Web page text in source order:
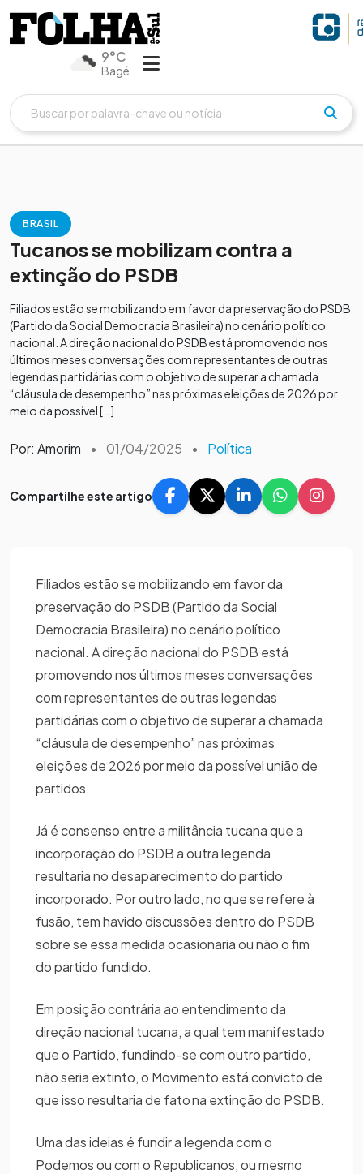
9°C
Bagé
BRASIL
Tucanos se mobilizam contra a
extinção do PSDB
Filiados estão se mobilizando em favor da preservação do PSDB
(Partido da Social Democracia Brasileira) no cenário político
nacional. A direção nacional do PSDB está promovendo nos
últimos meses conversações com representantes de outras
legendas partidárias com o objetivo de superar a chamada
“cláusula de desempenho” nas próximas eleições de 2026 por
meio da possível […]
Por: Amorim • 01/04/2025 • Política
Compartilhe este artigo
Filiados estão se mobilizando em favor da
preservação do PSDB (Partido da Social
Democracia Brasileira) no cenário político
nacional. A direção nacional do PSDB está
promovendo nos últimos meses conversações
com representantes de outras legendas
partidárias com o objetivo de superar a chamada
“cláusula de desempenho” nas próximas
eleições de 2026 por meio da possível união de
partidos.
Já é consenso entre a militância tucana que a
incorporação do PSDB a outra legenda
resultaria no desaparecimento do partido
incorporado. Por outro lado, no que se refere à
fusão, tem havido discussões dentro do PSDB
sobre se essa medida ocasionaria ou não o fim
do partido fundido.
Em posição contrária ao entendimento da
direção nacional tucana, a qual tem manifestado
que o Partido, fundindo-se com outro partido,
não seria extinto, o Movimento está convicto de
que isso resultaria de fato na extinção do PSDB.
Uma das ideias é fundir a legenda com o
Podemos ou com o Republicanos, ou mesmo